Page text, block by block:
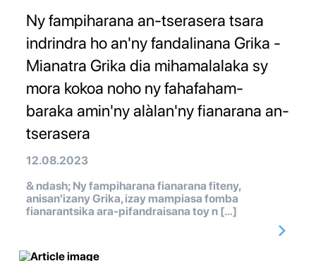
Ny fampiharana an-tserasera tsara
indrindra ho an'ny fandalinana Grika -
Mianatra Grika dia mihamalalaka sy
mora kokoa noho ny fahafaham-
baraka amin'ny alàlan'ny fianarana an-
tserasera
12.08.2023
& ndash; Ny fampiharana fianarana fiteny,
anisan'izany Grika, izay mampiasa fomba
fianarantsika ara-pifandraisana toy n […]